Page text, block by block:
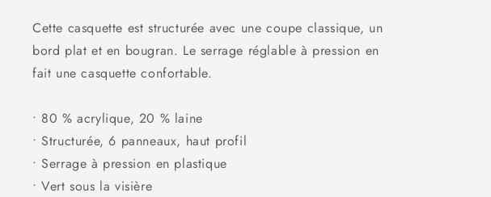
Cette casquette est structurée avec une coupe classique, un
bord plat et en bougran. Le serrage réglable à pression en
fait une casquette confortable.
• 80 % acrylique, 20 % laine
• Structurée, 6 panneaux, haut profil
• Serrage à pression en plastique
• Vert sous la visière